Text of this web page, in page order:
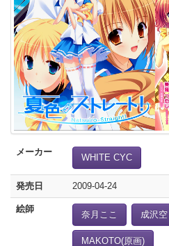
メーカー
WHITE CYC
発売日 2009-04-24
絵師
奈月ここ 成沢空
MAKOTO(原画)